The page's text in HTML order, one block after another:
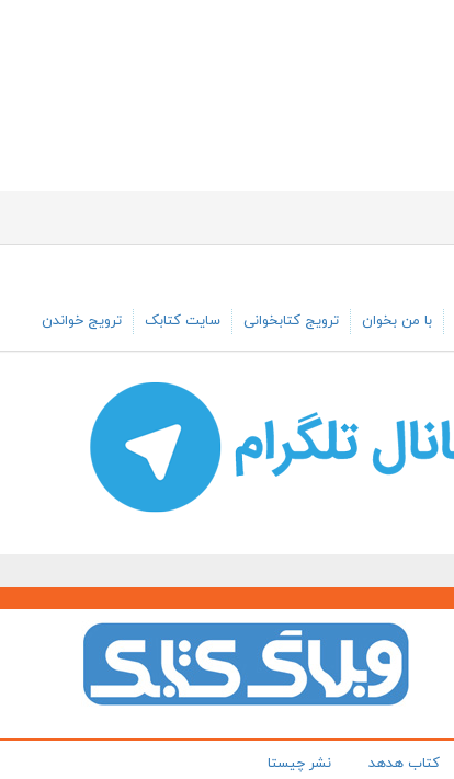
با من بخوان ترویج کتابخوانی سایت کتابک ترویج خواندن
کتاب هدهد نشر چیستا